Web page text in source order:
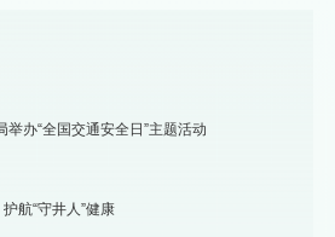
办“全国交通安全日”主题活动
航“守井人”健康